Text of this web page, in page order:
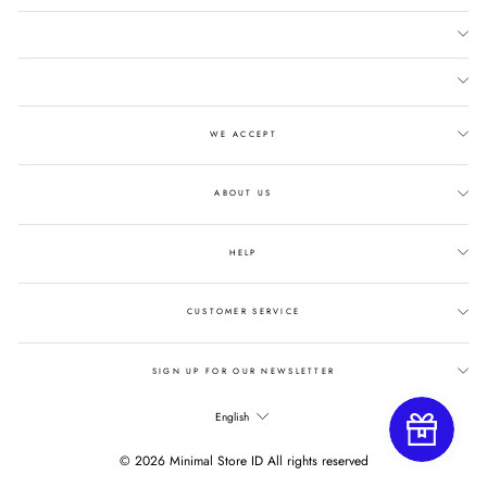
WE ACCEPT
ABOUT US
HELP
CUSTOMER SERVICE
SIGN UP FOR OUR NEWSLETTER
LANGUAGE
English
© 2026 Minimal Store ID All rights reserved